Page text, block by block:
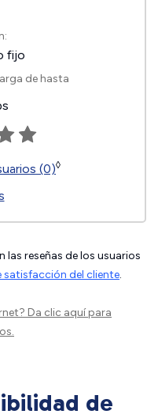
fijo
de hasta
(0)◊
las reseñas de los usuarios
satisfacción del cliente.
Da clic aquípara
de